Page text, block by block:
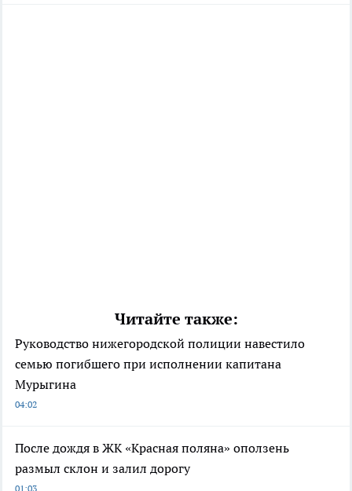
Читайте также:
Руководство нижегородской полиции навестило
семью погибшего при исполнении капитана
Мурыгина
04:02
После дождя в ЖК «Красная поляна» оползень
размыл склон и залил дорогу
01:03